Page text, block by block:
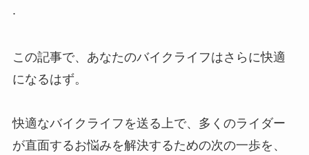
.
この記事で、あなたのバイクライフはさらに快適
になるはず。
快適なバイクライフを送る上で、多くのライダー
が直面するお悩みを解決するための次の一歩を、